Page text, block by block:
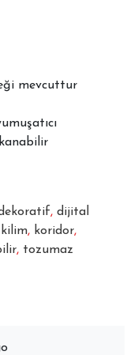
mevcuttur
, dijital
kilim, koridor,
, tozumaz